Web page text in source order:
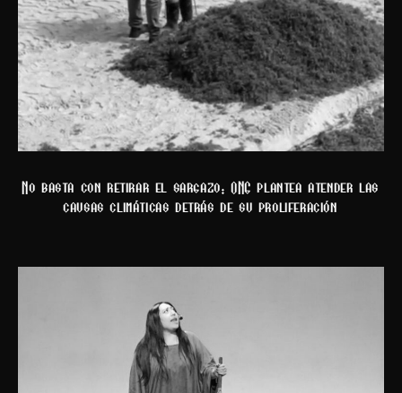
No basta con retirar el sargazo: ONG plantea atender las
causas climáticas detrás de su proliferación